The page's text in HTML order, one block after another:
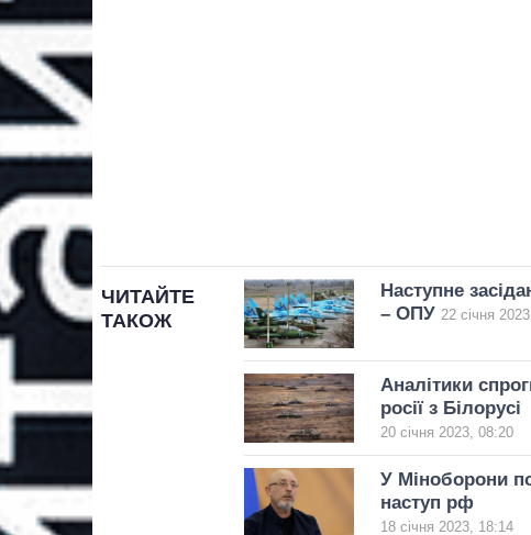
ЧИТАЙТЕ
ТАКОЖ
Наступне
– ОПУ 22 січня
Аналітики
росії з Білорусі
20 січня 2023, 08:20
У Міноборони
наступ рф
18 січня 2023, 18:14